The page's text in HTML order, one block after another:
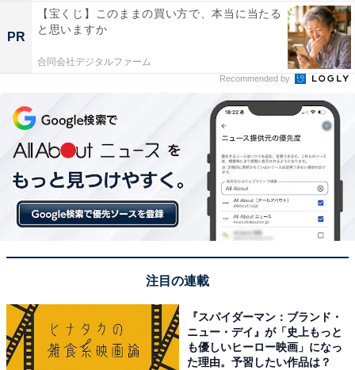
PR
【宝くじ】このままの買い方で、本当に当たる
と思いますか
合同会社デジタルファーム
Recommended by
注目の連載
『スパイダーマン：ブランド・
ニュー・デイ』が「史上もっと
も優しいヒーロー映画」になっ
た理由。予習したい作品は？